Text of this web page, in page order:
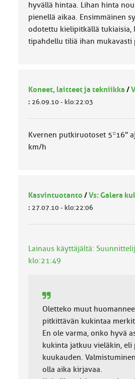
hyvällä hintaa. Lihan hinta
pienellä aikaa. Ensimmäinen
odotettu kielipitkällä tukiaisia,
tipahdellu tiliä ihan mukavasti
Koneet, laitteet ja tekniikka /
: 26.09.10 - klo:22:03
Kvernen putkiruotoset 5*16"
km/h
Kasvintuotanto /Vs: Galera
: 27.07.10 - klo:22:06
Lainaus käyttäjältä:
klo:21:49
Oletteko muut
pitkittävän kukintaa
En ole varma, onko hyvä
kukinta jatkuu vieläkin, eli
kuukauden.
olla aika kirjavaa.